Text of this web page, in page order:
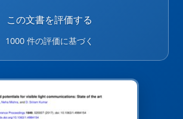
この文書を評価する
1000 件の評価に基づく